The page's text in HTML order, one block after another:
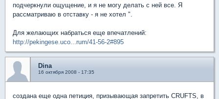
подчеркнули ощущение, и я не могу делать с ней все. Я
рассматриваю в отставку - я не хотел ".
Для желающих набраться еще впечатлений:
http://pekingese.uco...rum/41-56-2#895
Dina
16 октября 2008 - 17:35
создана еще одна петиция, призывающая запретить CRUFTS, в